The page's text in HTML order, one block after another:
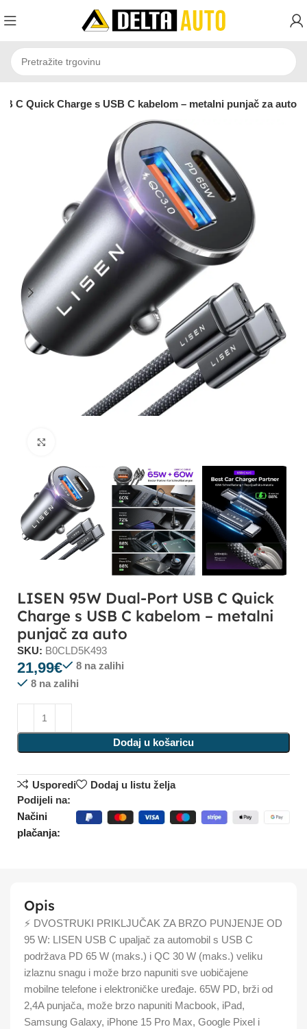
C Quick Charge s USB C kabelom – metalni punjač za auto
LISEN 95W Dual-Port USB C Quick
Charge s USB C kabelom – metalni
punjač za auto
SKU: B0CLD5K493
21,99€
8 na zalihi
8 na zalihi
Dodaj u košaricu
Usporedi
Dodaj u listu želja
Podijeli na:
Načini
plačanja:
Opis
⚡ DVOSTRUKI PRIKLJUČAK ZA BRZO PUNJENJE OD
95 W: LISEN USB C upaljač za automobil s USB C
podržava PD 65 W (maks.) i QC 30 W (maks.) veliku
izlaznu snagu i može brzo napuniti sve uobičajene
mobilne telefone i elektroničke uređaje. 65W PD, brži od
2,4A punjača, može brzo napuniti Macbook, iPad,
Samsung Galaxy, iPhone 15 Pro Max, Google Pixel i